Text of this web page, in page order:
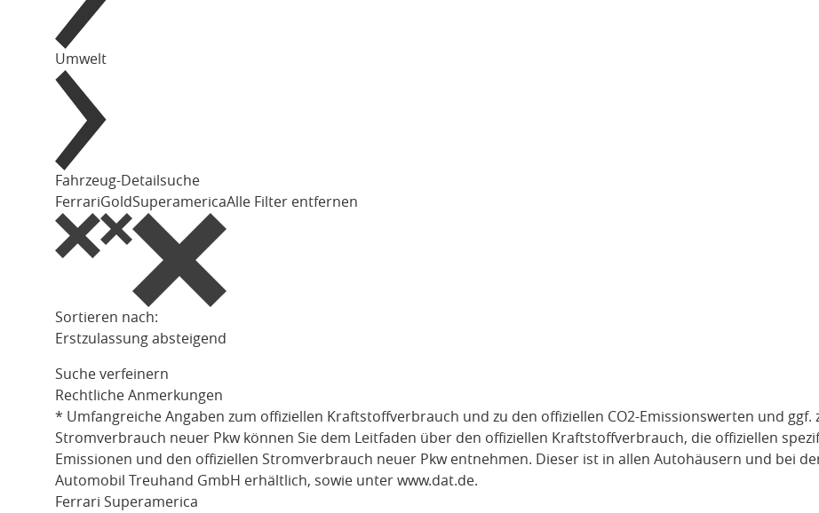
Umwelt
Fahrzeug-Detailsuche
FerrariGoldSuperamericaAlle Filter entfernen
Sortieren nach:
Erstzulassung absteigend
Suche verfeinern
Rechtliche Anmerkungen
* Umfangreiche Angaben zum offiziellen Kraftstoffverbrauch und zu den offiziellen CO2-Emissionswerten und ggf.
Stromverbrauch neuer Pkw können Sie dem Leitfaden über den offiziellen Kraftstoffverbrauch, die offiziellen
Emissionen und den offiziellen Stromverbrauch neuer Pkw entnehmen. Dieser ist in allen Autohäusern und bei
Automobil Treuhand GmbH erhältlich, sowie unter www.dat.de.
Ferrari Superamerica